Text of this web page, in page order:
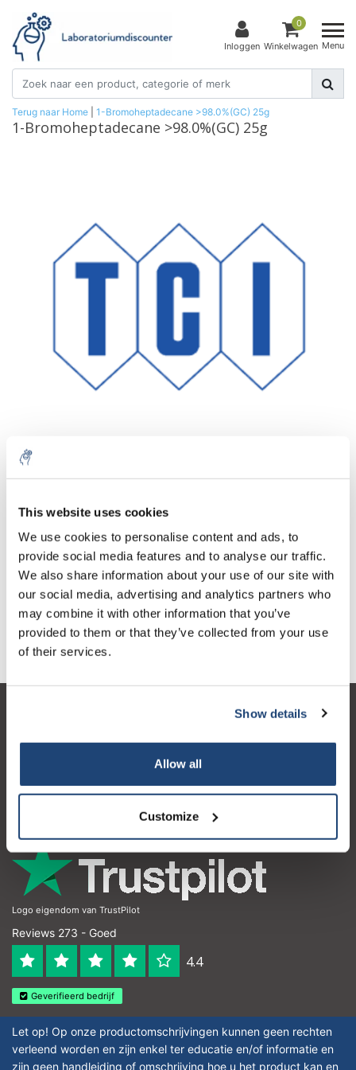
This website uses cookies
We use cookies to personalise content and ads, to
provide social media features and to analyse our traffic.
We also share information about your use of our site with
our social media, advertising and analytics partners who
may combine it with other information that you’ve
provided to them or that they’ve collected from your use
of their services.
Show details
Allow all
Customize
Inloggen
0
Winkelwagen Menu
Terug naar Home 1-Bromoheptadecane >98.0%(GC) 25g
1-Bromoheptadecane >98.0%(GC) 25g
1 Stuk Excl. btw
€529,26
Incl. btw
Toevoegen aan winkelwagen
Informatie
Contactgegevens
Logo eigendom van TrustPilot
Reviews 273 - Goed
4.4
Geverifieerd bedrijf
Let op! Op onze productomschrijvingen kunnen geen rechten
verleend worden en zijn enkel ter educatie en/of informatie en
zijn geen handleiding of omschrijving hoe u het product kan en